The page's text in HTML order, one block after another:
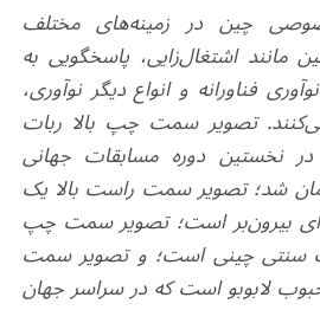
چین در زمینه‌های مختلف
مانند اشتغال‌زایی، پاسخگویی به
فناورانه و انواع دیگر نوآوری،
تصویر سمت چپ بالا ربات
نخستین دوره مسابقات جهانی
شد؛ تصویر سمت راست بالا یک
بیرون‌بر است؛ تصویر سمت چپ
سنتی چینی است؛ و تصویر سمت
لابوبو است که در سراسر جهان